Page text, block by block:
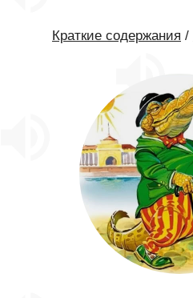
Краткие содержания /